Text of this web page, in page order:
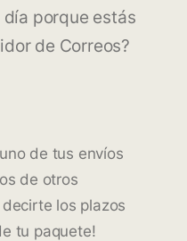
porque estás
de Correos?
de tus envíos
de otros
los plazos
tu paquete!